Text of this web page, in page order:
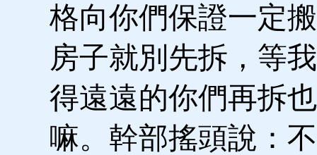
格向你們保證一定
房子就別先拆，等
得遠遠的你們再拆
嘛。幹部搖頭說：